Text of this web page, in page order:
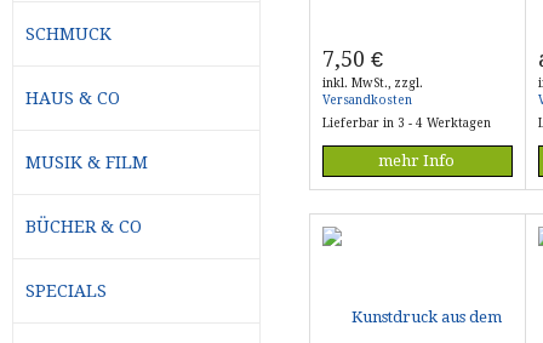
7,50 €
inkl. MwSt., zzgl.
Versandkosten
Lieferbar in 3 - 4 Werktagen
mehr Info
SCHMUCK
HAUS & CO
MUSIK & FILM
BÜCHER & CO
SPECIALS